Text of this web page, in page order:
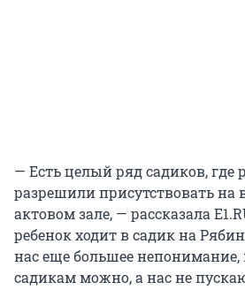
— Есть целый ряд садиков, где
разрешили присутствовать на
актовом зале, — рассказала
ребенок ходит в садик на
нас еще большее
садикам можно, а нас не